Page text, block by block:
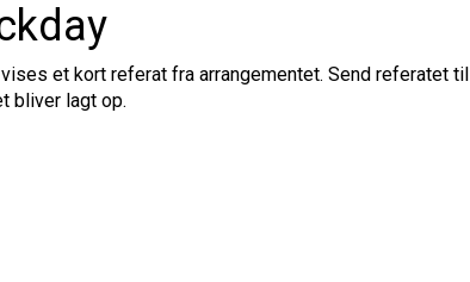
vises et kort referat fra arrangementet. Send referatet til
bliver lagt op.